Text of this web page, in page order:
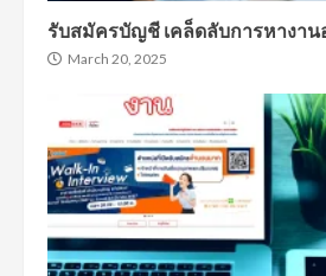
รับสมัครบัญชี เคล็ดลับการหางา
March 20, 2025